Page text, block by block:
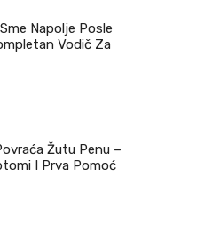
Napolje Posle
Vodič Za
Žutu Penu –
I Prva Pomoć